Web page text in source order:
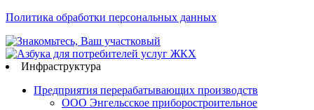
Политика обработки персональных данных
Инфраструктура
Предприятия перерабатывающих производств
ООО Энгельсское приборостроительное